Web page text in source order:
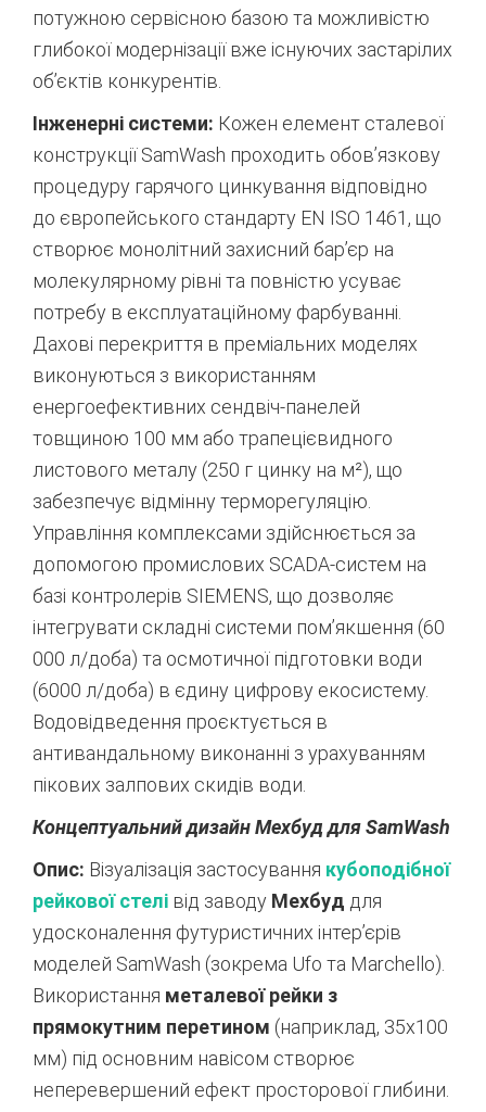
потужною сервісною базою та можливістю
глибокої модернізації вже існуючих застарілих
об’єктів конкурентів.
Інженерні системи: Кожен елемент сталевої
конструкції SamWash проходить обов’язкову
процедуру гарячого цинкування відповідно
до європейського стандарту EN ISO 1461, що
створює монолітний захисний бар’єр на
молекулярному рівні та повністю усуває
потребу в експлуатаційному фарбуванні.
Дахові перекриття в преміальних моделях
виконуються з використанням
енергоефективних сендвіч-панелей
товщиною 100 мм або трапецієвидного
листового металу (250 г цинку на м²), що
забезпечує відмінну терморегуляцію.
Управління комплексами здійснюється за
допомогою промислових SCADA-систем на
базі контролерів SIEMENS, що дозволяє
інтегрувати складні системи пом’якшення (60
000 л/доба) та осмотичної підготовки води
(6000 л/доба) в єдину цифрову екосистему.
Водовідведення проєктується в
антивандальному виконанні з урахуванням
пікових залпових скидів води.
Концептуальний дизайн Мехбуд для SamWash
Опис: Візуалізація застосування кубоподібної
рейкової стелі від заводу Мехбуд для
удосконалення футуристичних інтер’єрів
моделей SamWash (зокрема Ufo та Marchello).
Використання металевої рейки з
прямокутним перетином (наприклад, 35х100
мм) під основним навісом створює
неперевершений ефект просторової глибини.